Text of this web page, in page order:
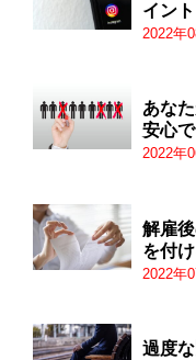
イント
2022年
あな
安心
2022年
解雇
を付
2022年
過度